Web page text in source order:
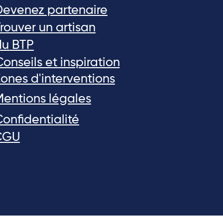
partenaire
un artisan
BTP
et inspiration
d'interventions
légales